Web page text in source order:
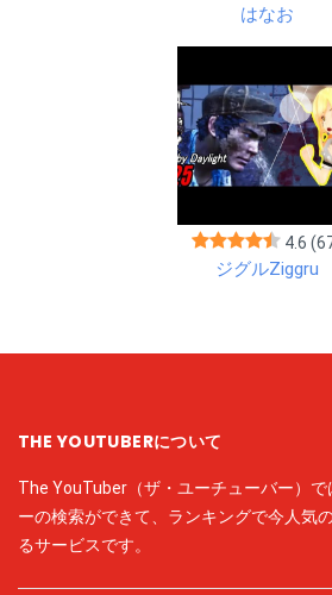
はなお
4.6
ジグルZiggru
THE YOUTUBERについて
The YouTuber（ザ・ユーチューバー）
ーの検索ができて、ランキングで今人気
るサービスです。